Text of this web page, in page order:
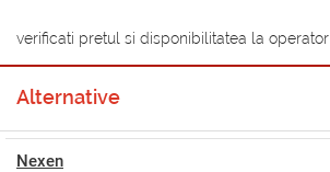
verificati pretul si disponibilitatea la operator
Alternative
Nexen